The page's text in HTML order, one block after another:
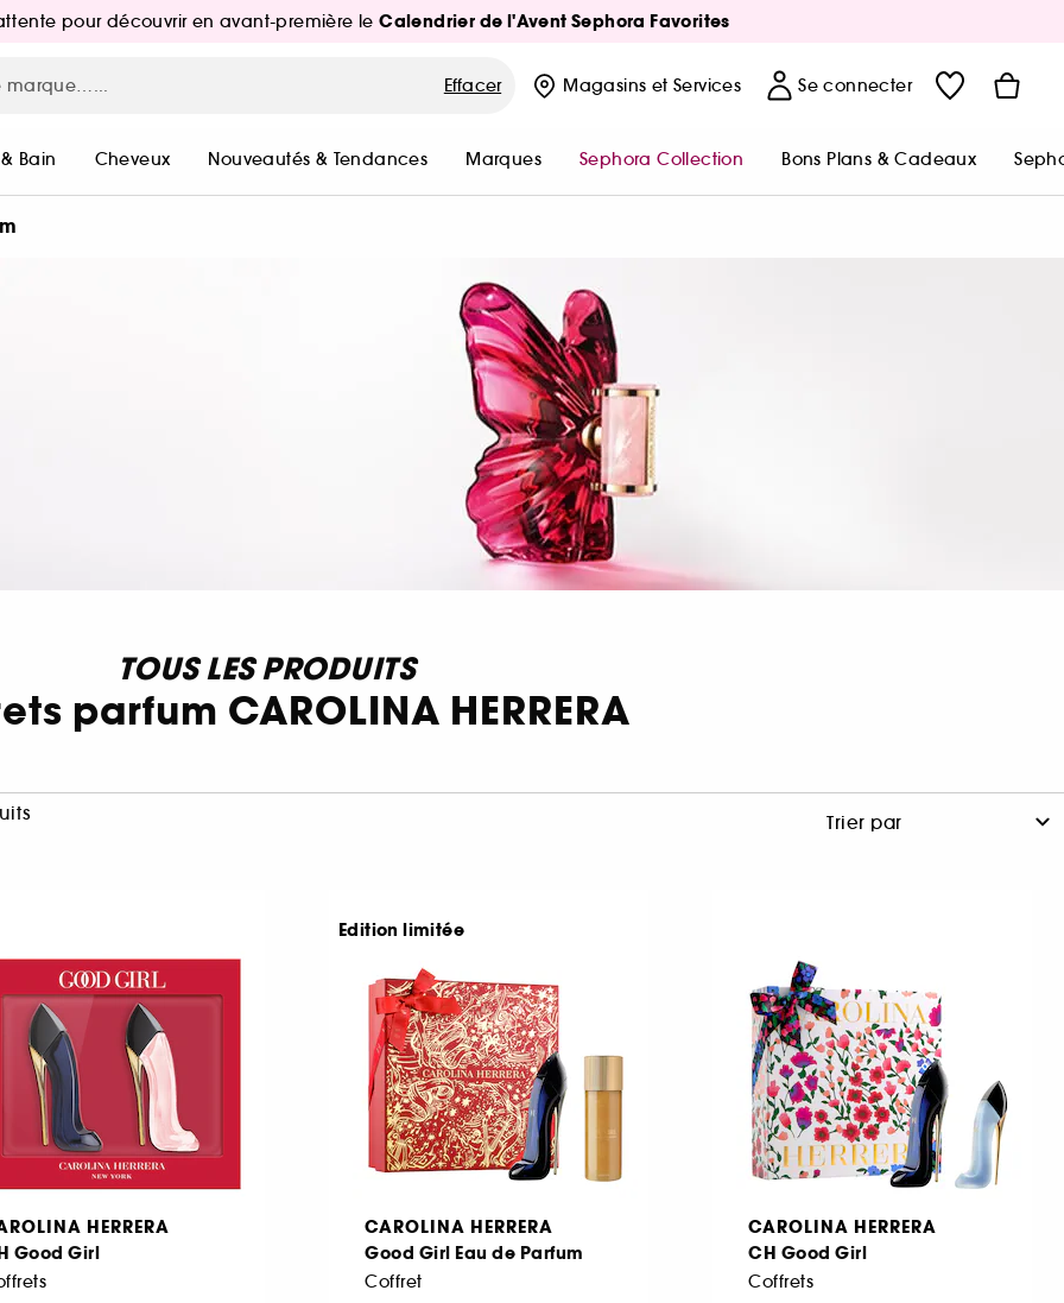
pour découvrir en avant-première leCalendrier de l'Avent Sephora Favorites
Effacer Magasins et Services Se connecter
Bain Cheveux Nouveautés & Tendances Marques Sephora Collection Bons Plans & Cadeaux
TOUS LES PRODUITS
parfum CAROLINA HERRERA
HERRERA
Good Girl
CAROLINA HERRERA
Good Girl Eau de Parfum
Coffret
Edition limitée
CAROLINA HERRERA
CH Good Girl
Coffrets